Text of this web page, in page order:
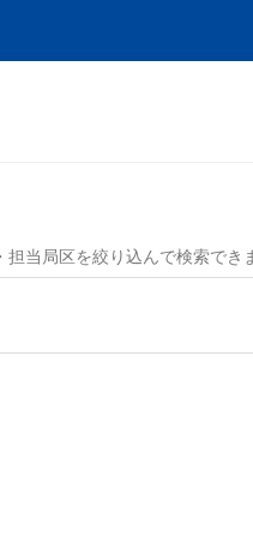
当局区を絞り込んで検索でき